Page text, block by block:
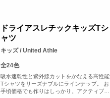
ドライアスレチックキッズTシ
ャツ
キッズ / United Athle
全24色
吸水速乾性と紫外線カットをかなえる高性能
Tシャツをリーズナブルにラインナップ。 お
手頃価格でも作りはしっかり。アクティブシ